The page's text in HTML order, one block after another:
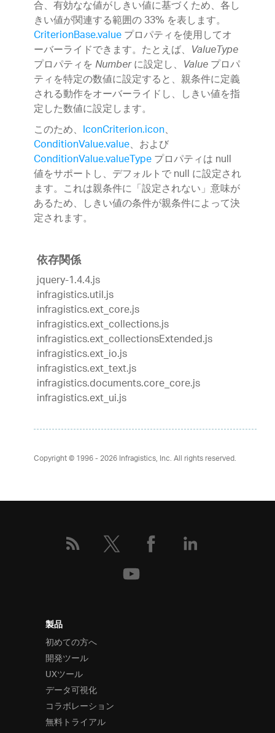
合、有効なな値がしきい値に基づくため、各し
きい値が関連する範囲の 33% を表します。
CriterionBase.valueプロパティを使用してオ
ーバーライドできます。たとえば、 ValueType
プロパティをNumberに設定し、 Valueプロパ
ティを特定の数値に設定すると、親条件に定義
される動作をオーバーライドし、しきい値を指
定した数値に設定します。
このため、 IconCriterion.icon、
ConditionValue.value、および
ConditionValue.valueTypeプロパティは null
値をサポートし、デフォルトで null に設定され
ます。これは親条件に「設定されない」意味が
あるため、しきい値の条件が親条件によって決
定されます。
依存関係
jquery-1.4.4.js
infragistics.util.js
infragistics.ext_core.js
infragistics.ext_collections.js
infragistics.ext_collectionsExtended.js
infragistics.ext_io.js
infragistics.ext_text.js
infragistics.documents.core_core.js
infragistics.ext_ui.js
Copyright © 1996 - 2026Infragistics, Inc. All rights reserved.
製品
初めての方へ
開発ツール
UXツール
データ可視化
コラボレーション
無料トライアル